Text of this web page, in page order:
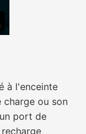
à l'enceinte
charge ou son
port de